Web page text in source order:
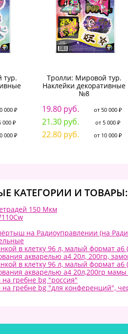
тур.
000 ₽
000 ₽
000 ₽
Тролли: Мировой тур.
Наклейки декоративные
№8
19.80 руб. от 50 000 ₽
21.30 руб. от 5 000 ₽
22.80 руб. от 10 000 ₽
КАТЕГОРИИ И ТОВАРЫ:
150 Мкм
на Радиоуправлении (на
в клетку 96 л, малый формат
акварелью а4 20л, 200гр,
в клетку 96 л, малый формат
акварелью а4 20л,200гр
на гребне bg "россия"
на гребне bg "для конференций",